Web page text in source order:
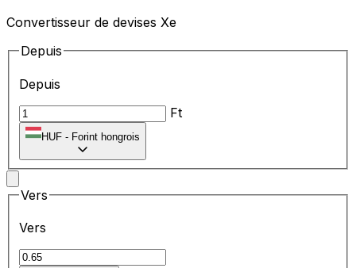
Convertisseur de devises Xe
Depuis
Depuis
Ft
HUF - Forint hongrois
Vers
Vers